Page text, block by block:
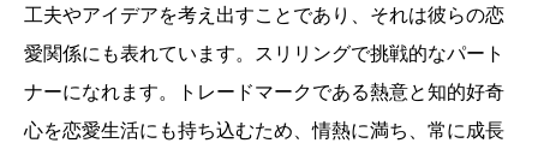
工夫やアイデアを考え出すことであり、それは彼らの恋
愛関係にも表れています。スリリングで挑戦的なパート
ナーになれます。トレードマークである熱意と知的好奇
心を恋愛生活にも持ち込むため、情熱に満ち、常に成長